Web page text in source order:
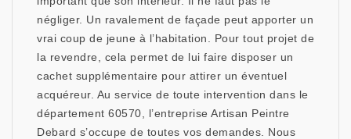
négliger. Un ravalement de façade peut apporter un
vrai coup de jeune à l’habitation. Pour tout projet de
la revendre, cela permet de lui faire disposer un
cachet supplémentaire pour attirer un éventuel
acquéreur. Au service de toute intervention dans le
département 60570, l’entreprise Artisan Peintre
Debard s’occupe de toutes vos demandes. Nous